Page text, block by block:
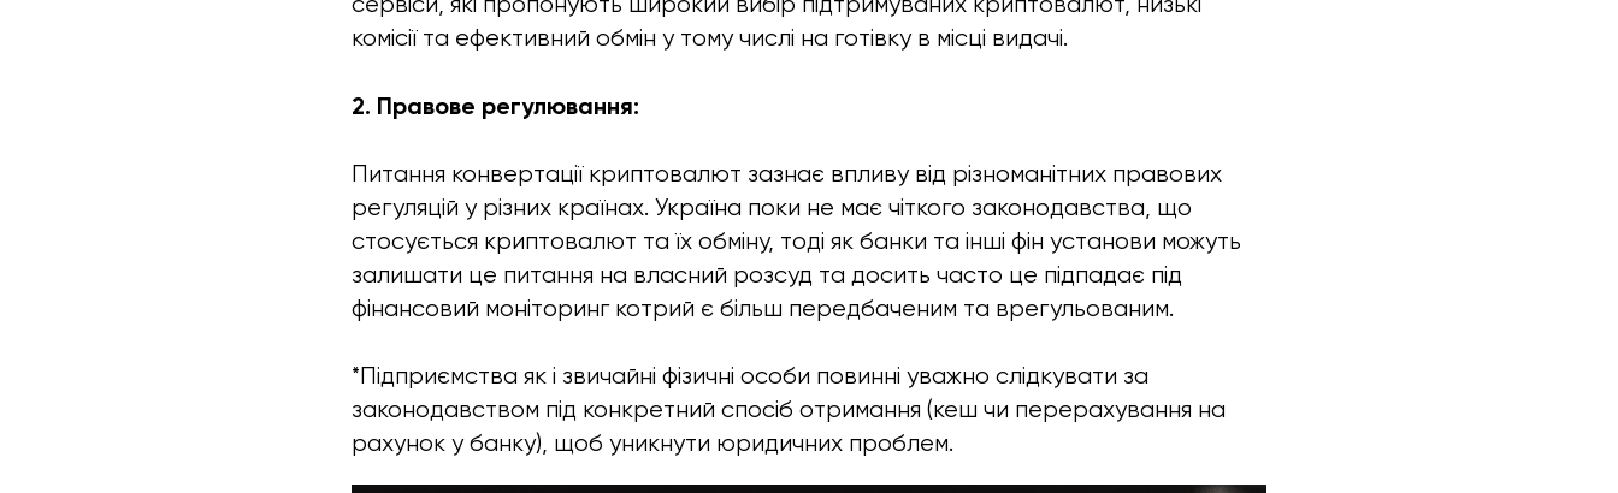
комісії та ефективний обмін у тому числі на готівку в місці видачі.
2. Правове регулювання:
Питання конвертації криптовалют зазнає впливу від різноманітних правових
регуляцій у різних країнах. Україна поки не має чіткого законодавства, що
стосується криптовалют та їх обміну, тоді як банки та інші фін установи можуть
залишати це питання на власний розсуд та досить часто це підпадає під
фінансовий моніторинг котрий є більш передбаченим та врегульованим.
*Підприємства як і звичайні фізичні особи повинні уважно слідкувати за
законодавством під конкретний спосіб отримання (кеш чи перерахування на
рахунок у банку), щоб уникнути юридичних проблем.